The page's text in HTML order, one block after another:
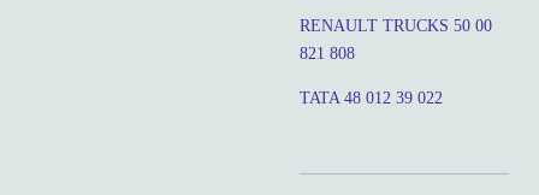
RENAULT TRUCKS 50 00
821 808
TATA 48 012 39 022